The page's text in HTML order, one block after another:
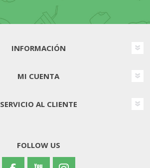
INFORMACIÓN
MI CUENTA
SERVICIO AL CLIENTE
FOLLOW US